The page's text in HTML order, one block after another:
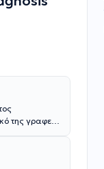
της γραφείο
στο
Η κ.